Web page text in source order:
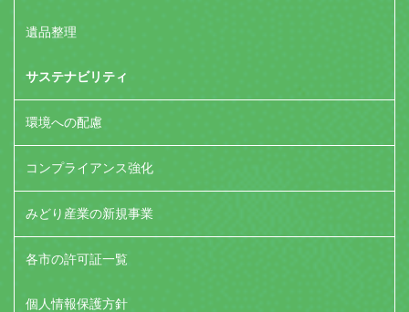
遺品整理
サステナビリティ
環境への配慮
コンプライアンス強化
みどり産業の新規事業
各市の許可証一覧
個人情報保護方針